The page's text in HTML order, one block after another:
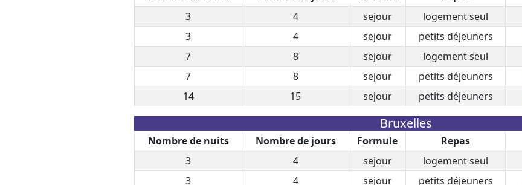
3
4 sejour logement seul
3
4 sejour petits déjeuners
7
8 sejour logement seul
7
8 sejour petits déjeuners
14
15 sejour petits déjeuners
Bruxelles
Nombre de nuits Nombre de jours Formule Repas
3
4 sejour logement seul
3
4 sejour petits déjeuners